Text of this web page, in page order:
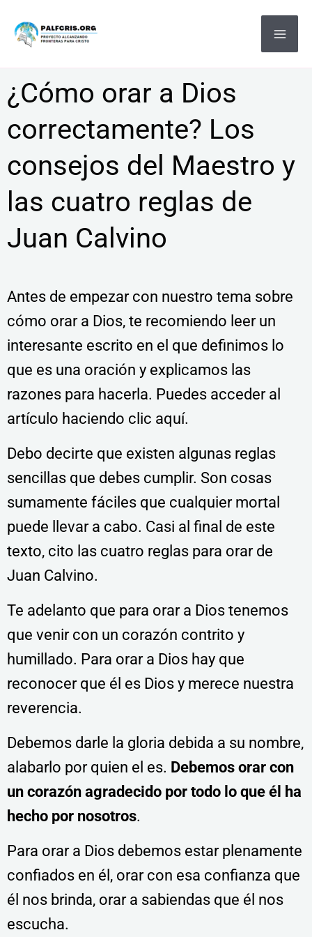
¿Cómo orar a Dios
correctamente? Los
consejos del Maestro y
las cuatro reglas de
Juan Calvino
Antes de empezar con nuestro tema sobre
cómo orar a Dios, te recomiendo leer un
interesante escrito en el que definimos lo
que es una oración y explicamos las
razones para hacerla. Puedes acceder al
artículo haciendo clic aquí.
Debo decirte que existen algunas reglas
sencillas que debes cumplir. Son cosas
sumamente fáciles que cualquier mortal
puede llevar a cabo. Casi al final de este
texto, cito las cuatro reglas para orar de
Juan Calvino.
Te adelanto que para orar a Dios tenemos
que venir con un corazón contrito y
humillado. Para orar a Dios hay que
reconocer que él es Dios y merece nuestra
reverencia.
Debemos darle la gloria debida a su nombre,
alabarlo por quien el es. Debemos orar con
un corazón agradecido por todo lo que él ha
hecho por nosotros.
Para orar a Dios debemos estar plenamente
confiados en él, orar con esa confianza que
él nos brinda, orar a sabiendas que él nos
escucha.